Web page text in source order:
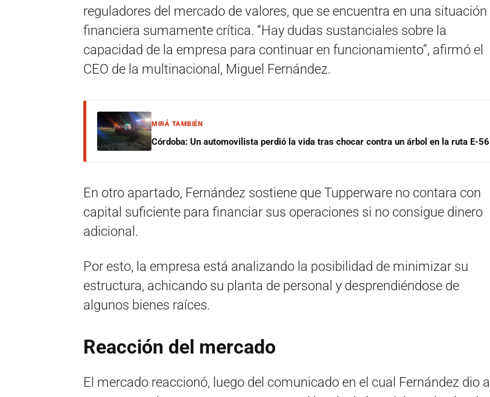
reguladores del mercado de valores, que se encuentra en una situación
financiera sumamente crítica. “Hay dudas sustanciales sobre la
capacidad de la empresa para continuar en funcionamiento”, afirmó el
CEO de la multinacional, Miguel Fernández.
MIRÁ TAMBIÉN
Córdoba: Un automovilista perdió la vida tras chocar contra un árbol en la ruta E-56
En otro apartado, Fernández sostiene que Tupperware no contara con
capital suficiente para financiar sus operaciones si no consigue dinero
adicional.
Por esto, la empresa está analizando la posibilidad de minimizar su
estructura, achicando su planta de personal y desprendiéndose de
algunos bienes raíces.
Reacción del mercado
El mercado reaccionó, luego del comunicado en el cual Fernández dio a